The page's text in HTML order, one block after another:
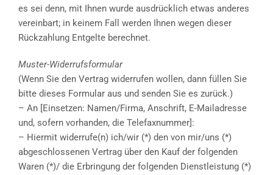
es sei denn, mit Ihnen wurde ausdrücklich etwas anderes
vereinbart; in keinem Fall werden Ihnen wegen dieser
Rückzahlung Entgelte berechnet.
Muster-Widerrufsformular
(Wenn Sie den Vertrag widerrufen wollen, dann füllen Sie
bitte dieses Formular aus und senden Sie es zurück.)
– An [Einsetzen: Namen/Firma, Anschrift, E-Mailadresse
und, sofern vorhanden, die Telefaxnummer]:
– Hiermit widerrufe(n) ich/wir (*) den von mir/uns (*)
abgeschlossenen Vertrag über den Kauf der folgenden
Waren (*)/ die Erbringung der folgenden Dienstleistung (*)